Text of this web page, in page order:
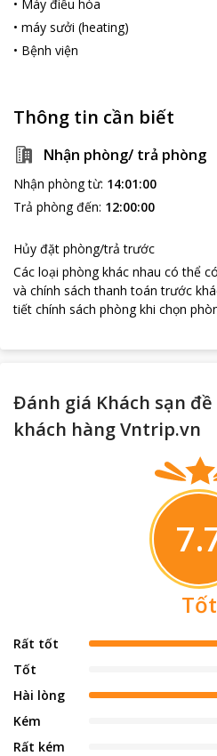
đáng nhớ cho du khách. Khách
mọi lứa tuổi.
• Máy điều hòa
• máy sưởi (heating)
• Bệnh viện
Thông tin cần biết
Nhận phòng/ trả phòng
Nhận phòng từ: 14:01:00
Trả phòng đến: 12:00:00
Hủy đặt phòng/trả trước
Các loại phòng khác nhau có thể
và chính sách thanh toán trước
tiết chính sách phòng khi chọn
Đánh giá Khách sạn
khách hàng Vntrip.vn
Tốt
Rất tốt
Tốt
Hài lòng
Kém
Rất kém